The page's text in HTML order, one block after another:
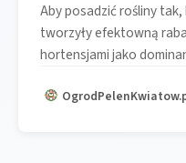
Aby posadzić rośliny
tworzyły efektowną
hortensjami jako